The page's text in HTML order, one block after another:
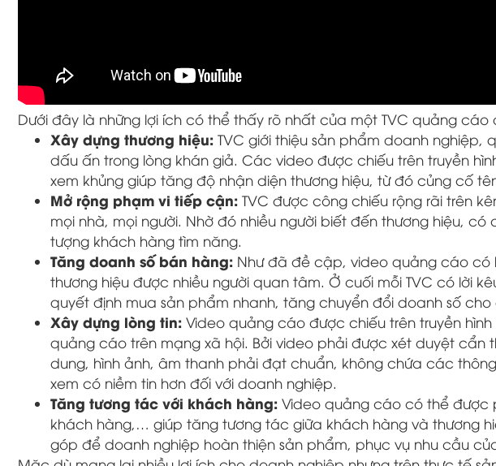
Dưới đây là những lợi ích có thể thấy rõ nhất của một TVC quảng cáo
Xây dựng thương hiệu: TVC giới thiệu sản phẩm doanh
dấu ấn trong lòng khán giả. Các video được chiếu trên truyền
xem khủng giúp tăng độ nhận diện thương hiệu, từ đó củng cố
Mở rộng phạm vi tiếp cận: TVC được công chiếu rộng rãi trên
mọi nhà, mọi người. Nhờ đó nhiều người biết đến thương hiệu,
tượng khách hàng tìm năng.
Tăng doanh số bán hàng: Như đã đề cập, video quảng cáo có
thương hiệu được nhiều người quan tâm. Ở cuối mỗi TVC có lời
quyết định mua sản phẩm nhanh, tăng chuyển đổi doanh số cho
Xây dựng lòng tin: Video quảng cáo được chiếu trên truyền
quảng cáo trên mạng xã hội. Bởi video phải được xét duyệt cẩn
dung, hình ảnh, âm thanh phải đạt chuẩn, không chứa các
xem có niềm tin hơn đối với doanh nghiệp.
Tăng tương tác với khách hàng: Video quảng cáo có thể được
khách hàng,… giúp tăng tương tác giữa khách hàng và thương
góp để doanh nghiệp hoàn thiện sản phẩm, phục vụ nhu cầu